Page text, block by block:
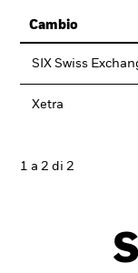
Cambio
SIX Swiss
Xetra
1 a 2 di 2